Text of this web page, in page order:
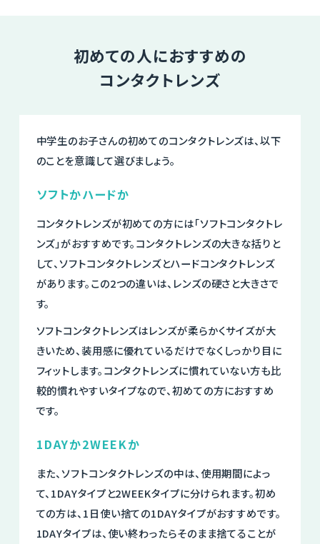
初めての人におすすめの
コンタクトレンズ
中学生のお子さんの初めてのコンタクトレンズは、以下
のことを意識して選びましょう。
ソフトかハードか
コンタクトレンズが初めての方には「ソフトコンタクトレ
ンズ」がおすすめです。コンタクトレンズの大きな括りと
して、ソフトコンタクトレンズとハードコンタクトレンズ
があります。この2つの違いは、レンズの硬さと大きさで
す。
ソフトコンタクトレンズはレンズが柔らかくサイズが大
きいため、装用感に優れているだけでなくしっかり目に
フィットします。コンタクトレンズに慣れていない方も比
較的慣れやすいタイプなので、初めての方におすすめ
です。
1DAYか2WEEKか
また、ソフトコンタクトレンズの中は、使用期間によっ
て、1DAYタイプと2WEEKタイプに分けられます。初め
ての方は、1日使い捨ての1DAYタイプがおすすめです。
1DAYタイプは、使い終わったらそのまま捨てることが